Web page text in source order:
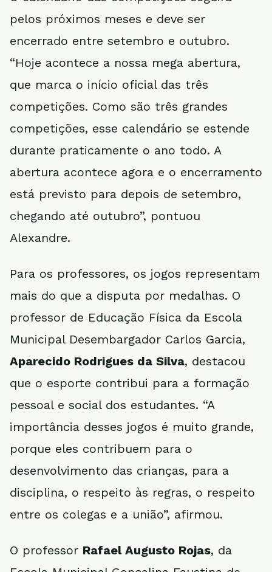
pelos próximos meses e deve ser
encerrado entre setembro e outubro.
“Hoje acontece a nossa mega abertura,
que marca o início oficial das três
competições. Como são três grandes
competições, esse calendário se estende
durante praticamente o ano todo. A
abertura acontece agora e o encerramento
está previsto para depois de setembro,
chegando até outubro”, pontuou
Alexandre.
Para os professores, os jogos representam
mais do que a disputa por medalhas. O
professor de Educação Física da Escola
Municipal Desembargador Carlos Garcia,
Aparecido Rodrigues da Silva, destacou
que o esporte contribui para a formação
pessoal e social dos estudantes. “A
importância desses jogos é muito grande,
porque eles contribuem para o
desenvolvimento das crianças, para a
disciplina, o respeito às regras, o respeito
entre os colegas e a união”, afirmou.
O professor Rafael Augusto Rojas, da